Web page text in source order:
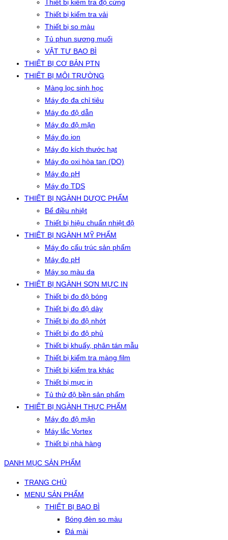
Thiết bị kiểm tra độ cứng
Thiết bị kiểm tra vải
Thiết bị so màu
Tủ phun sương muối
VẬT TƯ BAO BÌ
THIẾT BỊ CƠ BẢN PTN
THIẾT BỊ MÔI TRƯỜNG
Màng lọc sinh học
Máy đo đa chỉ tiêu
Máy đo độ dẫn
Máy đo độ mặn
Máy đo ion
Máy đo kích thước hạt
Máy đo oxi hòa tan (DO)
Máy đo pH
Máy đo TDS
THIẾT BỊ NGÀNH DƯỢC PHẨM
Bể điều nhiệt
Thiết bị hiệu chuẩn nhiệt độ
THIẾT BỊ NGÀNH MỸ PHẨM
Máy đo cấu trúc sản phẩm
Máy đo pH
Máy so màu da
THIẾT BỊ NGÀNH SƠN MỰC IN
Thiết bị đo độ bóng
Thiết bị đo độ dày
Thiết bị đo độ nhớt
Thiết bị đo độ phủ
Thiết bị khuấy, phân tán mẫu
Thiết bị kiểm tra màng film
Thiết bị kiểm tra khác
Thiết bị mực in
Tủ thử độ bền sản phẩm
THIẾT BỊ NGÀNH THỰC PHẨM
Máy đo độ mặn
Máy lắc Vortex
Thiết bị nhà hàng
DANH MỤC SẢN PHẨM
TRANG CHỦ
MENU SẢN PHẨM
THIẾT BỊ BAO BÌ
Bóng đèn so màu
Đá mài